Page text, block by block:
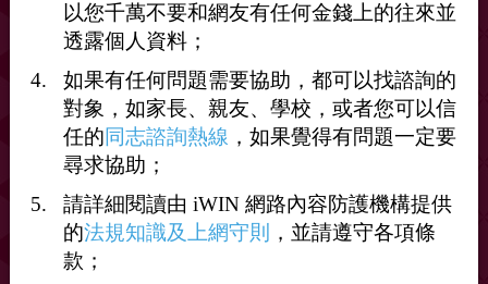
173/82純男胖胖的人夫老爹
找女裝女樣偽娘三性TS
北部桃園新竹為主中南部偶爾
基本都在平日白天可以玩
TG @NAJCCC
以您千萬不要和網友有任何金錢上的往來並
透露個人資料；
如果有任何問題需要協助，都可以找諮詢的
對象，如家長、親友、學校，或者您可以信
任的同志諮詢熱線 ，如果覺得有問題一定要
尋求協助；
請詳細閱讀由 iWIN 網路內容防護機構提供
的法規知識及上網守則
，並請遵守各項條
款；